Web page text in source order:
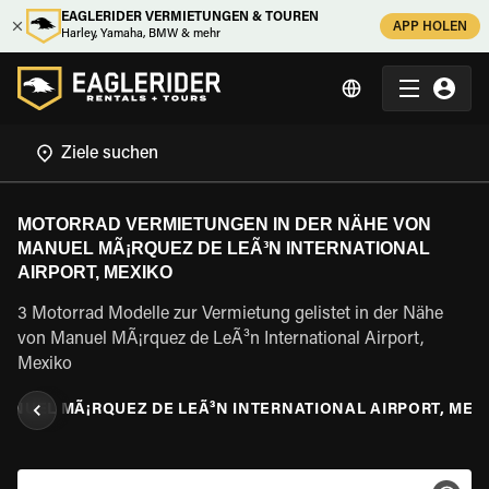
EAGLERIDER VERMIETUNGEN & TOUREN
Harley, Yamaha, BMW & mehr
APP HOLEN
MOTORRAD VERMIETUNGEN IN DER NÄHE VON
MANUEL MÃ¡RQUEZ DE LEÃ³N INTERNATIONAL
AIRPORT, MEXIKO
3 Motorrad Modelle zur Vermietung gelistet in der Nähe
von Manuel MÃ¡rquez de LeÃ³n International Airport,
Mexiko
MÃ¡RQUEZ DE LEÃ³N INTERNATIONAL AIRPORT,